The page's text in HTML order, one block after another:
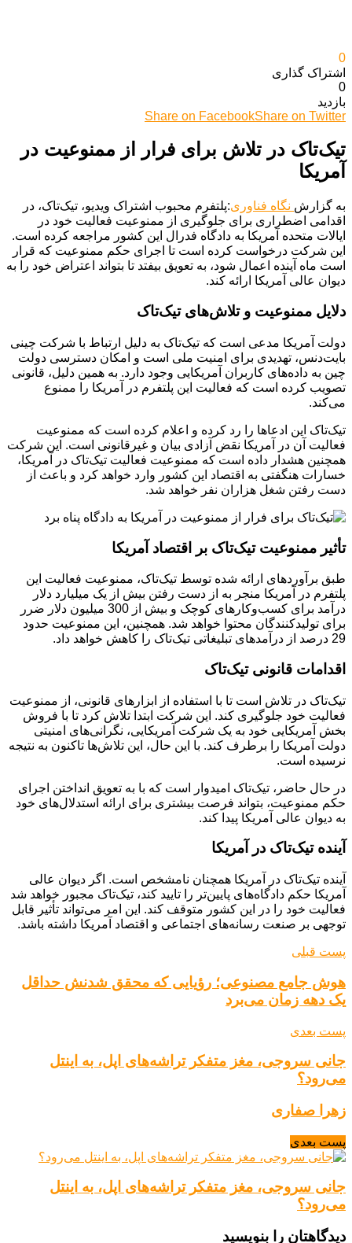
0
اشتراک گذاری‌
0
بازدید
Share on FacebookShare on Twitter
تیک‌تاک در تلاش برای فرار از ممنوعیت در
آمریکا
به گزارش نگاه فناوری:پلتفرم محبوب اشتراک ویدیو، تیک‌تاک، در
اقدامی اضطراری برای جلوگیری از ممنوعیت فعالیت خود در
ایالات متحده آمریکا به دادگاه فدرال این کشور مراجعه کرده است.
این شرکت درخواست کرده است تا اجرای حکم ممنوعیت که قرار
است ماه آینده اعمال شود، به تعویق بیفتد تا بتواند اعتراض خود را به
دیوان عالی آمریکا ارائه کند.
دلایل ممنوعیت و تلاش‌های تیک‌تاک
دولت آمریکا مدعی است که تیک‌تاک به دلیل ارتباط با شرکت چینی
بایت‌دنس، تهدیدی برای امنیت ملی است و امکان دسترسی دولت
چین به داده‌های کاربران آمریکایی وجود دارد. به همین دلیل، قانونی
تصویب کرده است که فعالیت این پلتفرم در آمریکا را ممنوع
می‌کند.
تیک‌تاک این ادعاها را رد کرده و اعلام کرده است که ممنوعیت
فعالیت آن در آمریکا نقض آزادی بیان و غیرقانونی است. این شرکت
همچنین هشدار داده است که ممنوعیت فعالیت تیک‌تاک در آمریکا،
خسارات هنگفتی به اقتصاد این کشور وارد خواهد کرد و باعث از
دست رفتن شغل هزاران نفر خواهد شد.
تأثیر ممنوعیت تیک‌تاک بر اقتصاد آمریکا
طبق برآوردهای ارائه شده توسط تیک‌تاک، ممنوعیت فعالیت این
پلتفرم در آمریکا منجر به از دست رفتن بیش از یک میلیارد دلار
درآمد برای کسب‌وکارهای کوچک و بیش از 300 میلیون دلار ضرر
برای تولیدکنندگان محتوا خواهد شد. همچنین، این ممنوعیت حدود
29 درصد از درآمدهای تبلیغاتی تیک‌تاک را کاهش خواهد داد.
اقدامات قانونی تیک‌تاک
تیک‌تاک در تلاش است تا با استفاده از ابزارهای قانونی، از ممنوعیت
فعالیت خود جلوگیری کند. این شرکت ابتدا تلاش کرد تا با فروش
بخش آمریکایی خود به یک شرکت آمریکایی، نگرانی‌های امنیتی
دولت آمریکا را برطرف کند. با این حال، این تلاش‌ها تاکنون به نتیجه
نرسیده است.
در حال حاضر، تیک‌تاک امیدوار است که با به تعویق انداختن اجرای
حکم ممنوعیت، بتواند فرصت بیشتری برای ارائه استدلال‌های خود
به دیوان عالی آمریکا پیدا کند.
آینده تیک‌تاک در آمریکا
آینده تیک‌تاک در آمریکا همچنان نامشخص است. اگر دیوان عالی
آمریکا حکم دادگاه‌های پایین‌تر را تایید کند، تیک‌تاک مجبور خواهد شد
فعالیت خود را در این کشور متوقف کند. این امر می‌تواند تأثیر قابل
توجهی بر صنعت رسانه‌های اجتماعی و اقتصاد آمریکا داشته باشد.
پست قبلی
هوش جامع مصنوعی؛ رؤیایی که محقق شدنش حداقل
یک دهه زمان می‌برد
پست بعدی
جانی سروجی، مغز متفکر تراشه‌های اپل، به اینتل
می‌رود؟
زهرا صفاری
پست بعدی
جانی سروجی، مغز متفکر تراشه‌های اپل، به اینتل
می‌رود؟
دیدگاهتان را بنویسید